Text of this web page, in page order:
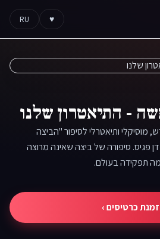
♥
RU
- התיאטרון שלנו
מוסיקלי ותיאטרלי לסיפור "הביצה
סיפורה של ביצה שאינה מרוצה
תפקידה בעולם.
כרטיסים ›